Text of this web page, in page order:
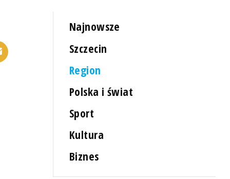
Najnowsze
Szczecin
Region
Polska i świat
Sport
Kultura
Biznes